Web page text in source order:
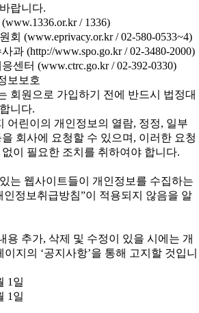
랍니다.
/ 1336)
회 (www.eprivacy.or.kr / 02-580-0533~4)
과 (http://www.spo.go.kr / 02-3480-2000)
센터 (www.ctrc.go.kr / 02-392-0330)
보보호
회원으로 가입하기 전에 반드시 법정대
니다.
어린이의 개인정보의 열람, 정정, 일부
회사에 요청할 수 있으며, 이러한 요청
이 필요한 조치를 취하여야 합니다.
는 웹사이트들이 개인정보를 수집하는
인정보취급방침”이 적용되지 않음을 알
용 추가, 삭제 및 수정이 있을 시에는 개
지의 ‘공지사항’을 통해 고지할 것입니
1일
1일